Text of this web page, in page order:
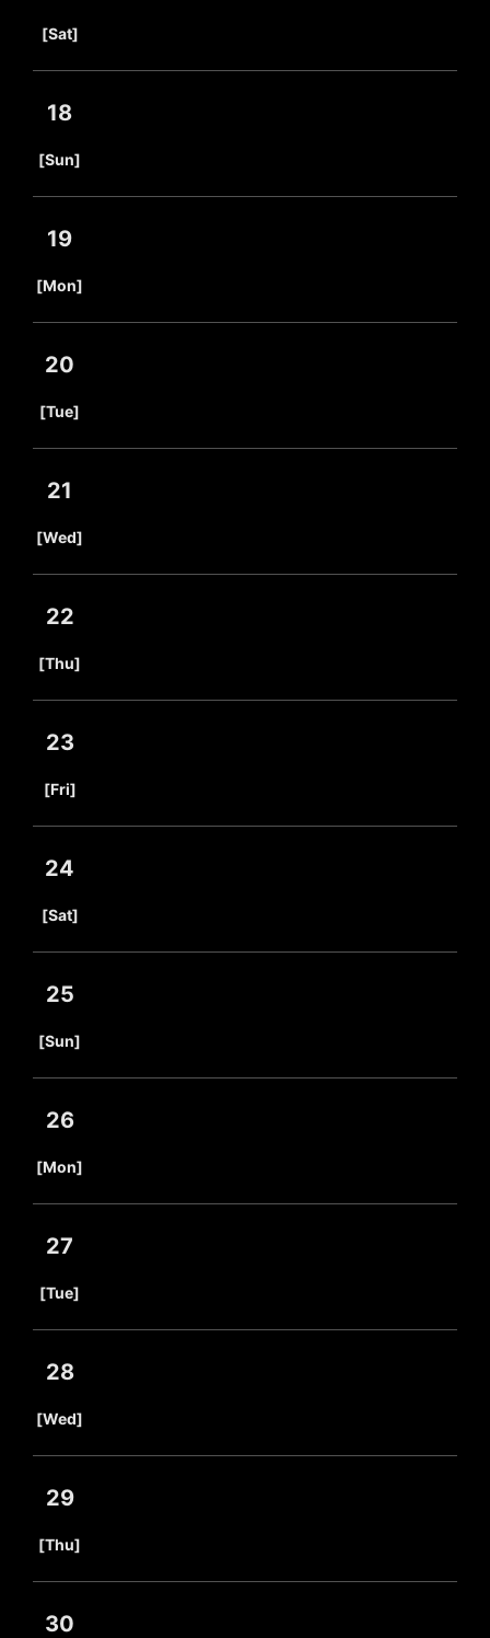
[Sat]
18
[Sun]
19
[Mon]
20
[Tue]
21
[Wed]
22
[Thu]
23
[Fri]
24
[Sat]
25
[Sun]
26
[Mon]
27
[Tue]
28
[Wed]
29
[Thu]
30